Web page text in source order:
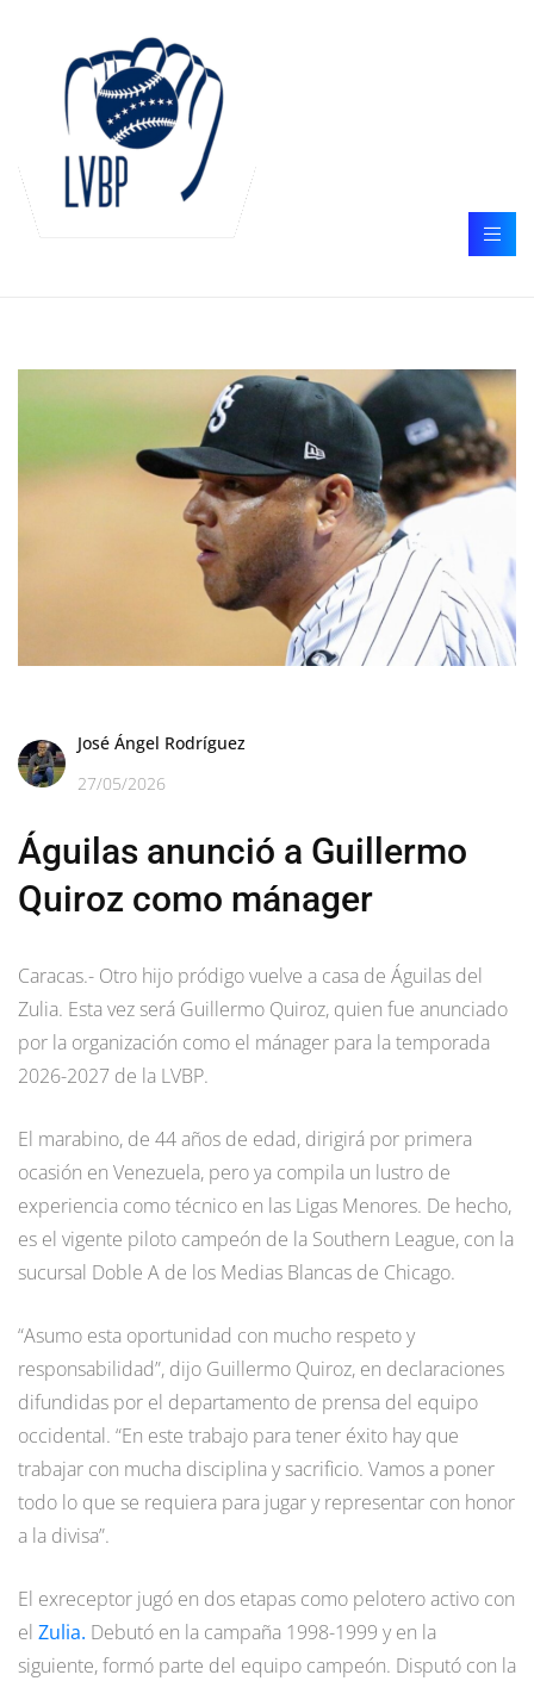
José Ángel Rodríguez
27/05/2026
Águilas anunció a Guillermo
Quiroz como mánager
Caracas.- Otro hijo pródigo vuelve a casa de Águilas del
Zulia. Esta vez será Guillermo Quiroz, quien fue anunciado
por la organización como el mánager para la temporada
2026-2027 de la LVBP.
El marabino, de 44 años de edad, dirigirá por primera
ocasión en Venezuela, pero ya compila un lustro de
experiencia como técnico en las Ligas Menores. De hecho,
es el vigente piloto campeón de la Southern League, con la
sucursal Doble A de los Medias Blancas de Chicago.
“Asumo esta oportunidad con mucho respeto y
responsabilidad”, dijo Guillermo Quiroz, en declaraciones
difundidas por el departamento de prensa del equipo
occidental. “En este trabajo para tener éxito hay que
trabajar con mucha disciplina y sacrificio. Vamos a poner
todo lo que se requiera para jugar y representar con honor
a la divisa”.
El exreceptor jugó en dos etapas como pelotero activo con
el Zulia. Debutó en la campaña 1998-1999 y en la
siguiente, formó parte del equipo campeón. Disputó con la